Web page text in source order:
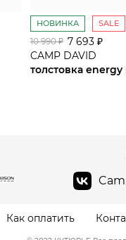
НОВИНКА SALE
10 990 ₽ 7 693 ₽
CAMP DAVID
толстовка energy
Как оплатить